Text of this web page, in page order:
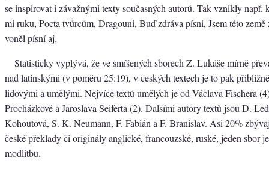
se inspirovat i závažnými texty současných autorů. Tak vznikly např.
mi ruku, Pocta tvůrcům, Dragouni, Buď zdráva písni, Jsem této země
voněl písní aj.
Statisticky vyplývá, že ve smíšených sborech Z. Lukáše mírně
nad latinskými (v poměru 25:19), v českých textech je to pak
lidovými a umělými. Nejvíce textů umělých je od Václava Fischera
Procházkové a Jaroslava Seiferta (2). Dalšími autory textů jsou D.
Kohoutová, S. K. Neumann, F. Fabián a F. Branislav. Asi 20%
české překlady či originály anglické, francouzské, ruské, jeden sbor
modlitbu.